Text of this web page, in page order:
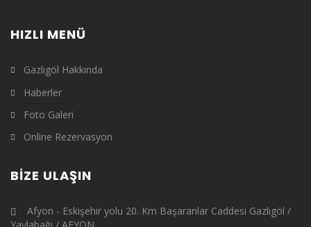
HIZLI MENÜ
Gazlıgöl Hakkında
Haberler
Foto Galeri
Online Rezervasyon
BIZE ULAŞIN
Afyon - Eskişehir yolu 20. Km Başaranlar Caddesi Gazlıgöl /